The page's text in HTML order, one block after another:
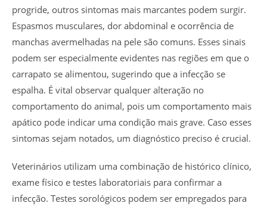
progride, outros sintomas mais marcantes podem surgir.
Espasmos musculares, dor abdominal e ocorrência de
manchas avermelhadas na pele são comuns. Esses sinais
podem ser especialmente evidentes nas regiões em que o
carrapato se alimentou, sugerindo que a infecção se
espalha. É vital observar qualquer alteração no
comportamento do animal, pois um comportamento mais
apático pode indicar uma condição mais grave. Caso esses
sintomas sejam notados, um diagnóstico preciso é crucial.
Veterinários utilizam uma combinação de histórico clínico,
exame físico e testes laboratoriais para confirmar a
infecção. Testes sorológicos podem ser empregados para